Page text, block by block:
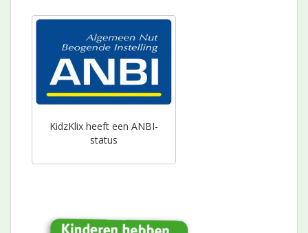
KidzKlix heeft een ANBI-
status